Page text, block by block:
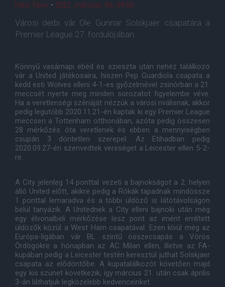
Házi Tibor • 2021. március. 06. 09:00
Városi derbi vár Ole Gunnar Solskjaer csapatára a
Premier League 27. fordulójában.
Könnyű vasárnapi ebéd és szieszta után nehéz találkozó
vár a United játékosaira, hiszen Pep Guardiola csapata a
kedd esti Wolves elleni 4-1-es győzelmével zsinórban a 21.
meccsét nyerte meg minden sorozatot figyelembe véve.
Ha a veretlenségi szériáját nézzük a városi riválisnak, akkor
pedig legutóbb 2020.11.21-én kaptak ki egy Premier League
meccsen a Tottenham otthonában, azóta pedig összesen
28 mérkőzés óta veretlenek és ebben a mennyiségben
csupán 3 döntetlen szerepel. Az Etihadban pedig
2020.09.27-én szenvedtek vereséget a Leicester ellen 5-2-
re.
A City jelenleg 14 ponttal vezeti a bajnokságot a 2. helyen
álló United előtt, akikre pedig a Rókák tapadnak mindössze
1 ponttal lemaradva és a többi üldöző is látótávolságon
belül tanyázik. A Unitednek a City elleni bajnoki után még
egy élvonalbeli mérkőzése lesz pont az imént említett
üldözők közül a West Ham csapatával. Ezen kívül még az
Európa-ligában vár BL szintű összecsapás a Vörös
Ördögökre a hónapban az AC Milan ellen, illetve az FA-
kupában pedig a Leicester testén keresztül juthat Solskjaer
csapata az elődöntőbe. A kupatalálkozót követően majd
egy kis szünet következik, így március 21. után csak április
3-án láthatjuk legközelebb kedvenceinket.